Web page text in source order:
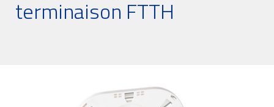
terminaison FTTH